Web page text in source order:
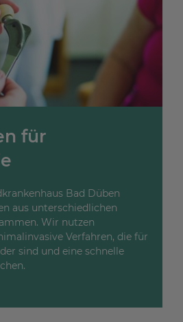
für
Bad Düben
aus unterschiedlichen
Wir nutzen
Verfahren, die für
sind und eine schnelle